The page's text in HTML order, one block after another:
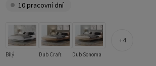
10 pracovní dní
Bílý Dub Craft Dub Sonoma
4